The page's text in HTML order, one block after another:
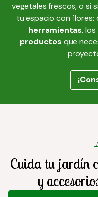
vegetales frescos, o si
tu espacio con
herramientas, los
productos que
Cuida tu jardín
y